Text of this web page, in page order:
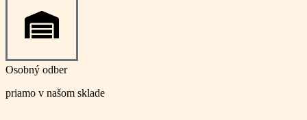
Osobný odber
priamo v našom sklade